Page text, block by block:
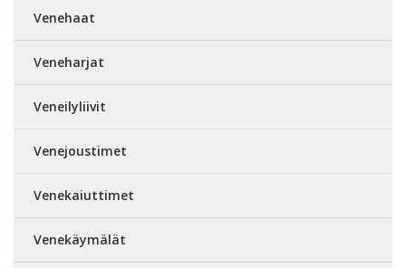
Venehaat
Veneharjat
Veneilyliivit
Venejoustimet
Venekaiuttimet
Venekäymälät